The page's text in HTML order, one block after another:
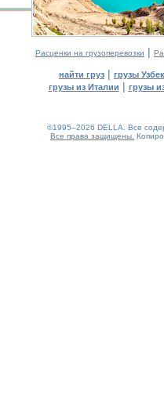
Расценки на грузоперевозки |
найти груз | грузы
грузы из Италии | грузы
©1995–2026 DELLA. Все
Все права защищены.